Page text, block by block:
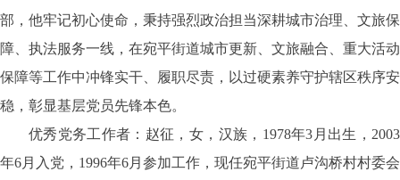
部，他牢记初心使命，秉持强烈政治担当深耕城市治理、文旅保
障、执法服务一线，在宛平街道城市更新、文旅融合、重大活动
保障等工作中冲锋实干、履职尽责，以过硬素养守护辖区秩序安
稳，彰显基层党员先锋本色。
优秀党务工作者：赵征，女，汉族， 1978年3月出生，2003
年6月入党，1996年6月参加工作，现任宛平街道卢沟桥村村委会